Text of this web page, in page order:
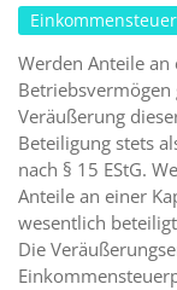
Einkommensteuer
Werden Anteile
Veräußerung
Beteiligung stets
nach § 15 EStG.
Anteile an einer
wesentlich
Die